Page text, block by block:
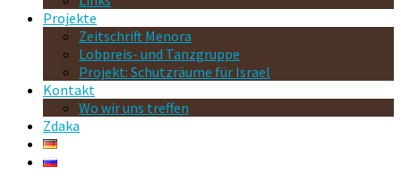
Projekte
Zeitschrift Menora
Lobpreis- und Tanzgruppe
Projekt: Schutzräume für Israel
Kontakt
Wo wir uns treffen
Zdaka